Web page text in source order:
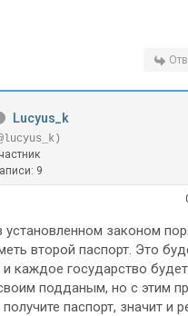
Lucyus_k
9
установленном законом
второй паспорт. Это
каждое государство будет
подданым, но с этим
паспорт, значит и